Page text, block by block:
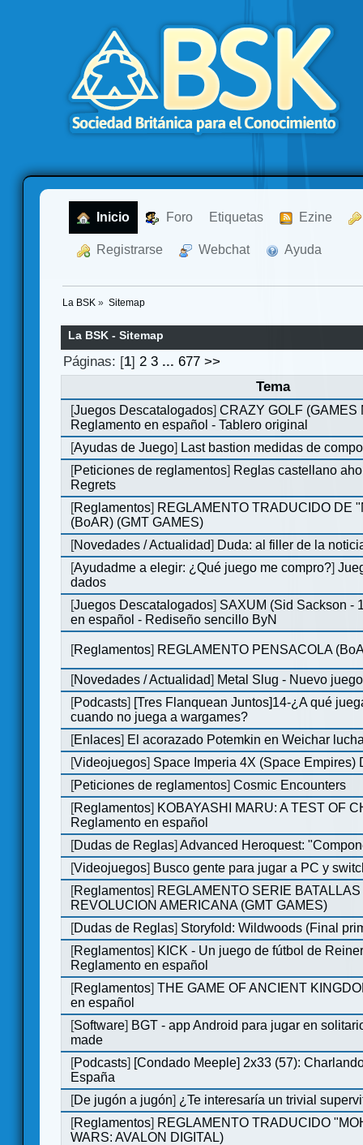
Inicio Foro Etiquetas Ezine
Registrarse Webchat Ayuda
La BSK » Sitemap
La BSK - Sitemap
Páginas: [1]2 3 ...677 >>
Tema
[Juegos Descatalogados]CRAZY GOLF (GAMES
Reglamento en español - Tablero original
[Ayudas de Juego] Last bastion medidas de
[Peticiones de reglamentos] Reglas castellano
Regrets
[Reglamentos] REGLAMENTO TRADUCIDO DE
(BoAR) (GMT GAMES)
[Novedades / Actualidad] Duda: al filler de la
[Ayudadme a elegir: ¿Qué juego me compro?]
dados
[Juegos Descatalogados] SAXUM (Sid Sackson -
en español - Rediseño sencillo ByN
[Reglamentos] REGLAMENTO PENSACOLA
[Novedades / Actualidad] Metal Slug - Nuevo
[Podcasts] [Tres Flanquean Juntos]14-¿A qué
cuando no juega a wargames?
[Enlaces] El acorazado Potemkin en Weichar
[Videojuegos] Space Imperia 4X (Space Empires)
[Peticiones de reglamentos]Cosmic Encounters
[Reglamentos] KOBAYASHI MARU: A TEST OF
Reglamento en español
[Dudas de Reglas]Advanced Heroquest:
[Videojuegos] Busco gente para jugar a PC y
[Reglamentos] REGLAMENTO SERIE
REVOLUCION AMERICANA (GMT GAMES)
[Dudas de Reglas] Storyfold: Wildwoods (Final
[Reglamentos] KICK - Un juego de fútbol de
Reglamento en español
[Reglamentos]THE GAME OF ANCIENT
en español
[Software] BGT - app Android para jugar en
made
[Podcasts] [Condado Meeple] 2x33 (57):
España
[De jugón a jugón] ¿Te interesaría un trivial
[Reglamentos] REGLAMENTO TRADUCIDO
WARS: AVALON DIGITAL)